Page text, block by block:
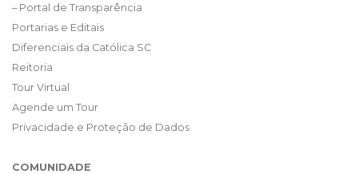
– Portal de Transparência
Portarias e Editais
Diferenciais da Católica SC
Reitoria
Tour Virtual
Agende um Tour
Privacidade e Proteção de Dados
COMUNIDADE